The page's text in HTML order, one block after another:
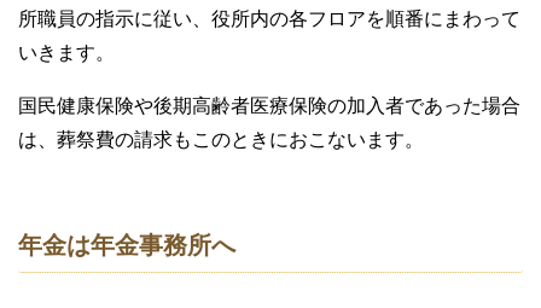
所職員の指示に従い、役所内の各フロアを順番にまわって
いきます。
国民健康保険や後期高齢者医療保険の加入者であった場合
は、葬祭費の請求もこのときにおこないます。
年金は年金事務所へ